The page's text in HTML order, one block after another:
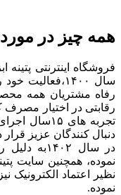
همه چیز در مورد
فروشگاه اینترنتی
سال
رفاه مشتریان همه
رقابتی در اختیار
تجربه های
دنبال کنندگان عزیز قرار
در سال
نموده، همچنین سایت
نظیر اعتماد الکترونیک
نموده.